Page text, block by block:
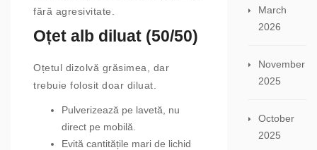
fără agresivitate.
Oțet alb diluat (50/50)
Oțetul dizolvă grăsimea, dar
trebuie folosit doar diluat.
Pulverizează pe lavetă, nu
direct pe mobilă.
Evită cantitățile mari de lichid
March
2026
November
2025
October
2025